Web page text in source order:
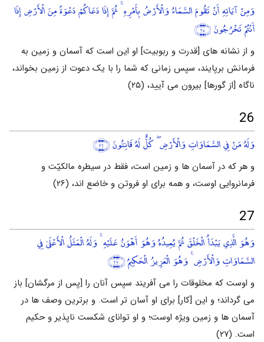
وَمِنْ آيَاتِهِ أَنْ تَقُومَ السَّمَاءُ وَالْأَرْضُ بِأَمْرِهِ ۚ ثُمَّ إِذَا دَعَاكُمْ دَعْوَةً مِنَ الْأَرْضِ إِذَا
أَنْتُمْ تَخْرُجُونَ﴿٢٥﴾
و از نشانه های [قدرت و ربوبیت] او این است که آسمان و زمین به
فرمانش برپایند، سپس زمانی که شما را با یک دعوت از زمین بخواند،
ناگاه [از گورها] بیرون می آیید، (۲۵)
26
وَلَهُ مَنْ فِي السَّمَاوَاتِ وَالْأَرْضِ ۖ كُلٌّ لَهُ قَانِتُونَ﴿٢٦﴾
و هر که در آسمان ها و زمین است، فقط در سیطره مالکیّت و
فرمانروایی اوست، و همه برای او فروتن و خاضع اند، (۲۶)
27
وَهُوَ الَّذِي يَبْدَأُ الْخَلْقَ ثُمَّ يُعِيدُهُ وَهُوَ أَهْوَنُ عَلَيْهِ ۚ وَلَهُ الْمَثَلُ الْأَعْلَىٰ فِي
السَّمَاوَاتِ وَالْأَرْضِ ۚ وَهُوَ الْعَزِيزُ الْحَكِيمُ﴿٢٧﴾
و اوست که مخلوقات را می آفریند سپس آنان را [پس از مرگشان] باز
می گرداند؛ و این [کار] برای او آسان تر است. و برترین وصف ها در
آسمان ها و زمین ویژه اوست؛ و او توانای شکست ناپذیر و حکیم
است. (۲۷)